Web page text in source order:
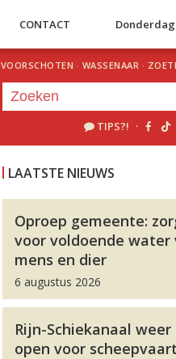
CONTACT
VOORSCHOTEN · WASSENAAR ·
TIPS?! ·
LAATSTE NIEUWS
Oproep gemeente:
voor voldoende water
mens en dier
6 augustus 2026
Rijn-Schiekanaal weer
open voor scheepvaart